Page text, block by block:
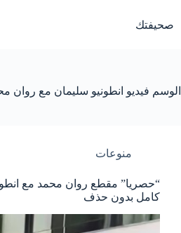
المحتوى
صحيفتك
الوسم فيديو انطونيو سليمان مع روان
منوعات
كامل بدون حذف